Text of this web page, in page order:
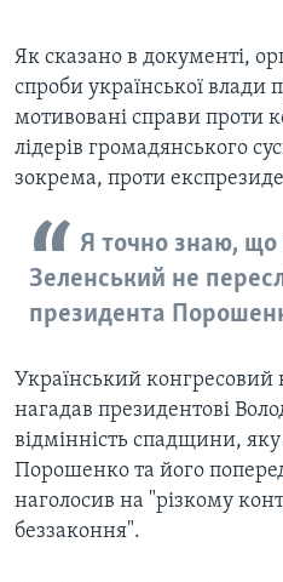
Як сказано в документі,
спроби української влади
мотивовані справи проти
лідерів громадянського
зокрема, проти
Я точно знаю, що
Зеленський не
президента
Український
нагадав президентові
відмінність спадщини,
Порошенко та його
наголосив на "різкому
беззаконня".